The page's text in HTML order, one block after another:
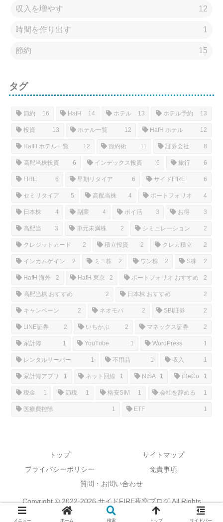
収入を増やす 12
時間を作り出す 1
節約 15
タグ
節約 16 HafH 14 ホテル 13 ホテル予約 13
投資 13 ホテル一覧 12 HafH ホテル 12
HafH ホテル一覧 12 節約術 11 証券会社 8
高配当株投資 6 インデックス投資 6 旅行 6
FIRE 6 早期リタイア 6 サイドFIRE 6
セミリタイア 5 高配当株 4 ポートフォリオ 4
日本株 4 副業 4 ポイ活 3 お得 3
高配当 3 単元未満株 2 シミュレーション 2
クレジットカード 2 積立投資 2 クレカ積立 2
インカムゲイン 2 ミニ株 2 ワン株 2 S株 2
HafH 海外 2 HafH 東京 2 ポートフォリオ おすすめ 2
高配当株 おすすめ 2 日本株 おすすめ 2
キャンペーン 2 ネオモバ 2 SBI証券 2
LINE証券 2 いちかぶ 2 マネックス証券 2
家計簿 1 YouTube 1 WordPress 1
レンタルサーバー 1 不用品 1 収入 1
家計簿アプリ 1 ネット回線 1 NISA 1 iDeCo 1
税金 1 節税 1 格安SIM 1 会社を辞める 1
医療費控除 1 ETF 1
トップ
サイトマップ
プライバシーポリシー
免責事項
質問・お問い合わせ
Copyright © 2022-2026 サイドFIRE夜空ブログ All Rights
Reserved.
メニュー ホーム 検索 トップ サイドバー